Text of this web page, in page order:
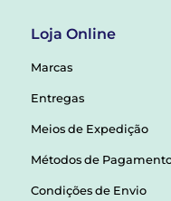
Loja Online
Marcas
Entregas
Meios de Expedição
Métodos de
Condições de Envio